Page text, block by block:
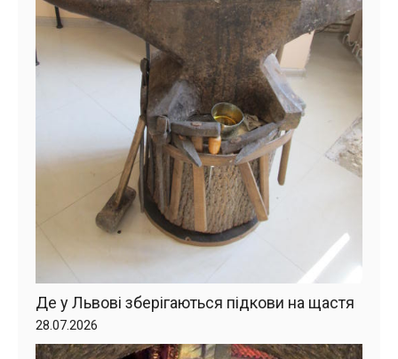
Де у Львові зберігаються підкови на щастя
28.07.2026